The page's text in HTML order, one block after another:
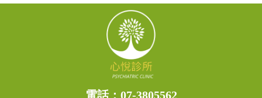
電話： 07-3805562